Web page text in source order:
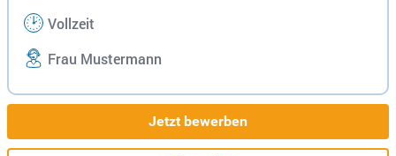
Vollzeit
Frau Mustermann
Jetzt bewerben